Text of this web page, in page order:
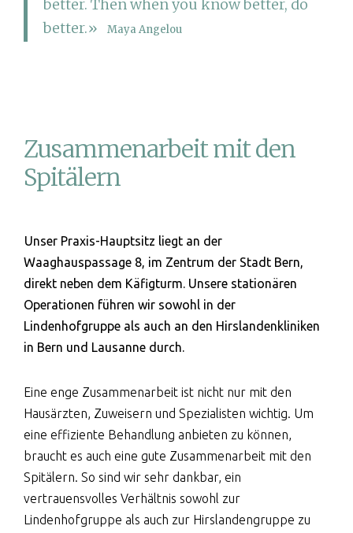
better. Then when you know better, do
better.»
Maya Angelou
Zusammenarbeit mit den
Spitälern
Unser Praxis-Hauptsitz liegt an der
Waaghauspassage 8, im Zentrum der Stadt Bern,
direkt neben dem Käfigturm. Unsere stationären
Operationen führen wir sowohl in der
Lindenhofgruppe als auch an den Hirslandenkliniken
in Bern und Lausanne durch.
Eine enge Zusammenarbeit ist nicht nur mit den
Hausärzten, Zuweisern und Spezialisten wichtig. Um
eine effiziente Behandlung anbieten zu können,
braucht es auch eine gute Zusammenarbeit mit den
Spitälern. So sind wir sehr dankbar, ein
vertrauensvolles Verhältnis sowohl zur
Lindenhofgruppe als auch zur Hirslandengruppe zu